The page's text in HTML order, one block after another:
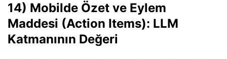
14) Mobilde Özet ve Eylem
Maddesi (Action Items): LLM
Katmanının Değeri